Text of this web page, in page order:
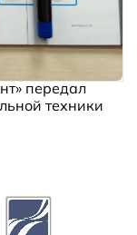
передал
техники